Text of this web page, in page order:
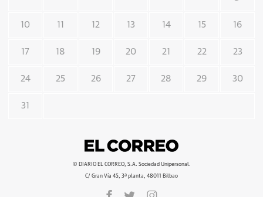
10 11 12 13 14 15 16
17 18 19 20 21 22 23
24 25 26 27 28 29 30
31
© DIARIO EL CORREO, S.A. Sociedad Unipersonal.
C/ Gran Vía 45, 3ª planta, 48011 Bilbao